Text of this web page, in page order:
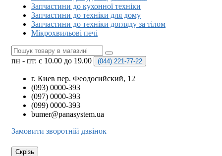
Запчастини до кухонної техніки
Запчастини до техніки для дому
Запчастини до техніки догляду за тілом
Мікрохвильові печі
пн - пт: с 10.00 до 19.00 (044) 221-77-22
г. Киев пер. Феодосийский, 12
(093) 0000-393
(097) 0000-393
(099) 0000-393
bumer@panasystem.ua
Замовити зворотній дзвінок
Скрізь